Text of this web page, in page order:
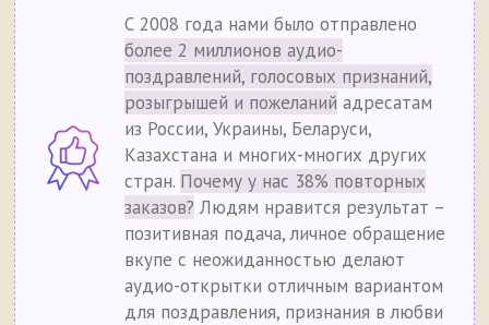
С 2008 года нами было отправлено
более 2 миллионов аудио-
поздравлений, голосовых признаний,
розыгрышей и пожеланий адресатам
из России, Украины, Беларуси,
Казахстана и многих-многих других
стран. Почему у нас 38% повторных
заказов? Людям нравится результат –
позитивная подача, личное обращение
вкупе с неожиданностью делают
аудио-открытки отличным вариантом
для поздравления, признания в любви